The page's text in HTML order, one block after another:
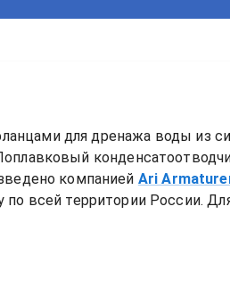
для дренажа воды из
компанией Ari
всей территории России.